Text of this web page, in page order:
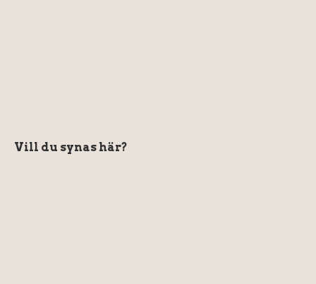
Vill du synas här?